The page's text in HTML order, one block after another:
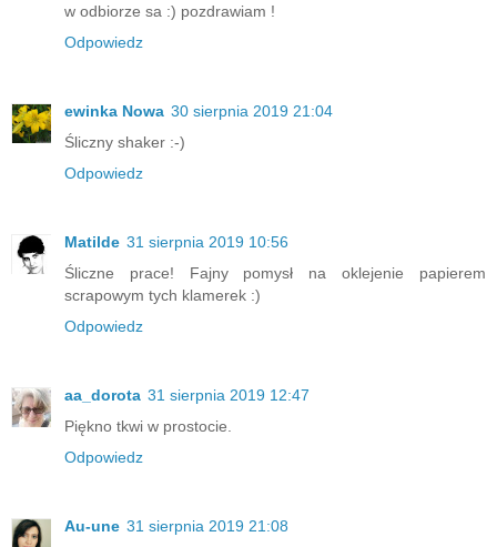
w odbiorze sa :) pozdrawiam !
Odpowiedz
ewinka Nowa 30 sierpnia 2019 21:04
Śliczny shaker :-)
Odpowiedz
Matilde 31 sierpnia 2019 10:56
Śliczne prace! Fajny pomysł na oklejenie papierem
scrapowym tych klamerek :)
Odpowiedz
aa_dorota 31 sierpnia 2019 12:47
Piękno tkwi w prostocie.
Odpowiedz
Au-une 31 sierpnia 2019 21:08